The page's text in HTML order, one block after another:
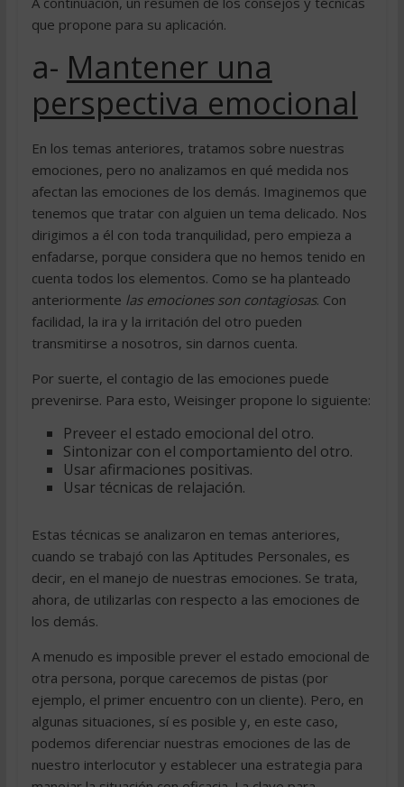
que propone para su aplicación.
a- Mantener una
perspectiva emocional
En los temas anteriores, tratamos sobre nuestras
emociones, pero no analizamos en qué medida nos
afectan las emociones de los demás. Imaginemos que
tenemos que tratar con alguien un tema delicado. Nos
dirigimos a él con toda tranquilidad, pero empieza a
enfadarse, porque considera que no hemos tenido en
cuenta todos los elementos. Como se ha planteado
anteriormente las emociones son contagiosas. Con
facilidad, la ira y la irritación del otro pueden
transmitirse a nosotros, sin darnos cuenta.
Por suerte, el contagio de las emociones puede
prevenirse. Para esto, Weisinger propone lo siguiente:
Preveer el estado emocional del otro.
Sintonizar con el comportamiento del otro.
Usar afirmaciones positivas.
Usar técnicas de relajación.
Estas técnicas se analizaron en temas anteriores,
cuando se trabajó con las Aptitudes Personales, es
decir, en el manejo de nuestras emociones. Se trata,
ahora, de utilizarlas con respecto a las emociones de
los demás.
A menudo es imposible prever el estado emocional de
otra persona, porque carecemos de pistas (por
ejemplo, el primer encuentro con un cliente). Pero, en
algunas situaciones, sí es posible y, en este caso,
podemos diferenciar nuestras emociones de las de
nuestro interlocutor y establecer una estrategia para